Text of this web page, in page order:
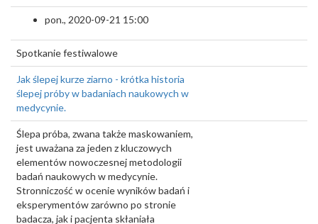
pon., 2020-09-21 15:00
Spotkanie festiwalowe
Jak ślepej kurze ziarno - krótka historia
ślepej próby w badaniach naukowych w
medycynie.
Ślepa próba, zwana także maskowaniem,
jest uważana za jeden z kluczowych
elementów nowoczesnej metodologii
badań naukowych w medycynie.
Stronniczość w ocenie wyników badań i
eksperymentów zarówno po stronie
badacza, jak i pacjenta skłaniała